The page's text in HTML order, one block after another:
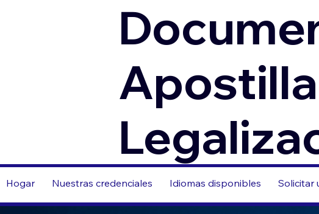
Hogar Nuestras credenciales Idiomas disponibles Solicitar